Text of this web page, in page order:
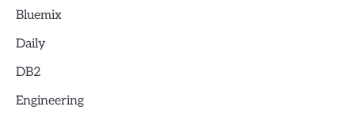
Bluemix
Daily
DB2
Engineering